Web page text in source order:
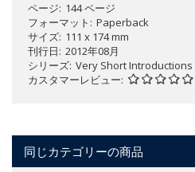
ページ 144 ページ
フォーマット
Paperback
サイズ 111 x 174 mm
刊行日 2012年08月
シリーズ Very Short Introductions
カスタマーレビュー
同じカテゴリーの商品